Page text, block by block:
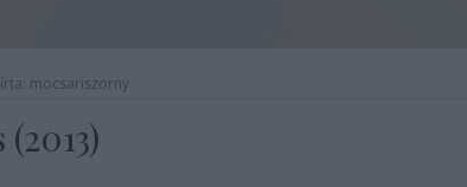
írta: mocsariszorny